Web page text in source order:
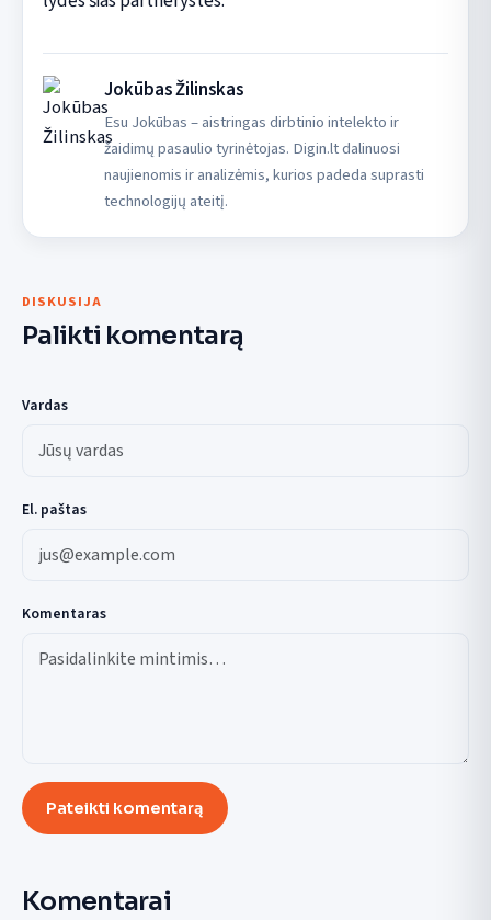
Jokūbas Žilinskas
Esu Jokūbas – aistringas dirbtinio intelekto ir
žaidimų pasaulio tyrinėtojas. Digin.lt dalinuosi
naujienomis ir analizėmis, kurios padeda suprasti
technologijų ateitį.
DISKUSIJA
Palikti komentarą
Vardas
El. paštas
Komentaras
Pateikti komentarą
Komentarai